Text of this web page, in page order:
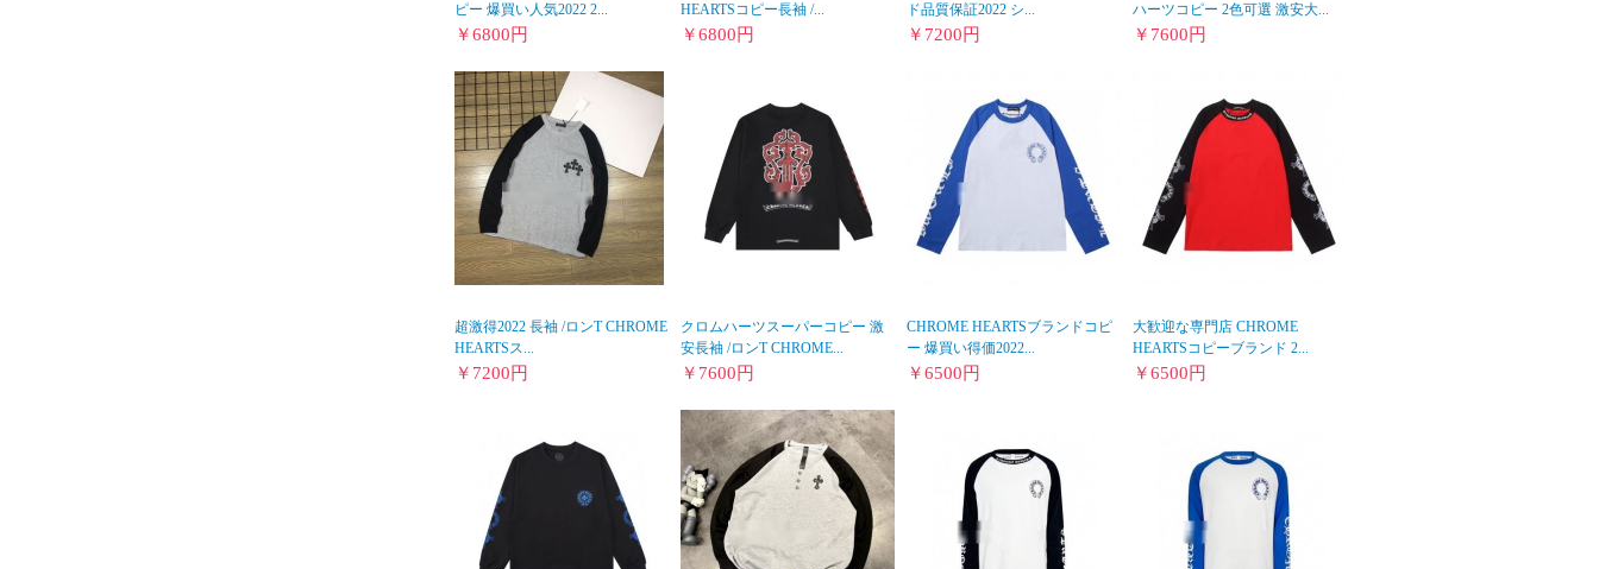
ピー 爆買い人気2022 2...
￥6800円
HEARTSコピー長袖 /...
￥6800円
ド品質保証2022 シ...
￥ 7200円
ハーツコピー 2色可選 激安大...
￥ 7600円
超激得2022 長袖 /ロンT CHROME
HEARTSス...
￥ 7200円
クロムハーツスーパーコピー 激
安長袖 /ロンT CHROME...
￥ 7600円
CHROME HEARTSブランドコピ
ー 爆買い得価2022...
￥6500円
大歓迎な専門店 CHROME
HEARTSコピーブランド 2...
￥6500円